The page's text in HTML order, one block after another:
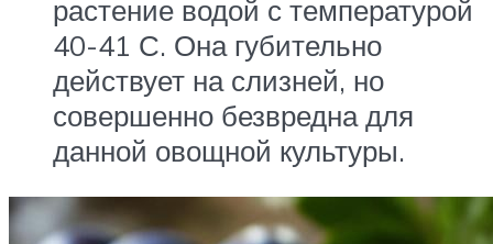
растение водой с температурой
40-41 С. Она губительно
действует на слизней, но
совершенно безвредна для
данной овощной культуры.